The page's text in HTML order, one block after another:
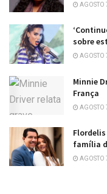
AGOSTO
sobre
AGOSTO
Minnie
França
AGOSTO
família
AGOSTO